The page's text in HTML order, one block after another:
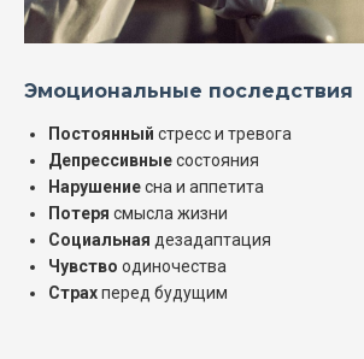
Эмоциональные последствия
Постоянный стресс и тревога
Депрессивныесостояния
Нарушениесна и аппетита
Потеря смысла жизни
Социальная дезадаптация
Чувство одиночества
Страхперед будущим